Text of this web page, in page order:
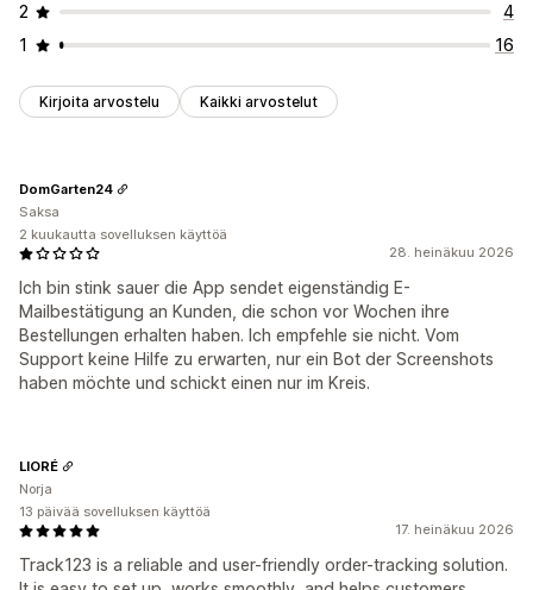
2
4
1
16
Kirjoita arvostelu Kaikki arvostelut
28. heinäkuu 2026
Ich bin stink sauer die App sendet eigenständig E-
Mailbestätigung an Kunden, die schon vor Wochen ihre
Bestellungen erhalten haben. Ich empfehle sie nicht. Vom
Support keine Hilfe zu erwarten, nur ein Bot der Screenshots
haben möchte und schickt einen nur im Kreis.
DomGarten24
Saksa
2 kuukautta sovelluksen käyttöä
17. heinäkuu 2026
Track123 is a reliable and user-friendly order-tracking solution.
LIORÉ
Norja
13 päivää sovelluksen käyttöä